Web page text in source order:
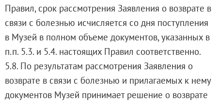
Правил, срок рассмотрения Заявления о возврате в
связи с болезнью исчисляется со дня поступления
в Музей в полном объеме документов, указанных в
п.п. 5.3. и 5.4. настоящих Правил соответственно.
5.8. По результатам рассмотрения Заявления о
возврате в связи с болезнью и прилагаемых к нему
документов Музей принимает решение о возврате